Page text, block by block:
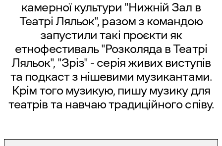
камерної культури "Нижній Зал в
Театрі Ляльок", разом з командою
запустили такі проєкти як
етнофестиваль "Розколяда в Театрі
Ляльок", "Зріз" - серія живих виступів
та подкаст з нішевими музикантами.
Крім того музикую, пишу музику для
театрів та навчаю традиційного співу.